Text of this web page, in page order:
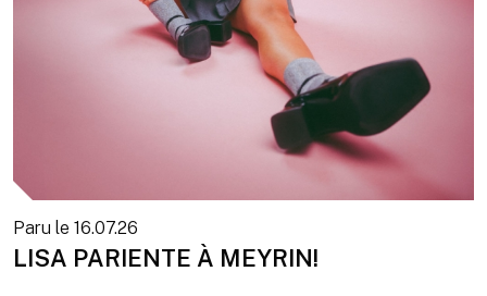
Paru le 16.07.26
LISA PARIENTE À MEYRIN!